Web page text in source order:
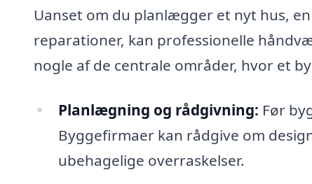
Uanset om du planlægger et nyt hus,
reparationer, kan professionelle
nogle af de centrale områder, hvor et
Planlægning og rådgivning: Før
Byggefirmaer kan rådgive om
ubehagelige overraskelser.